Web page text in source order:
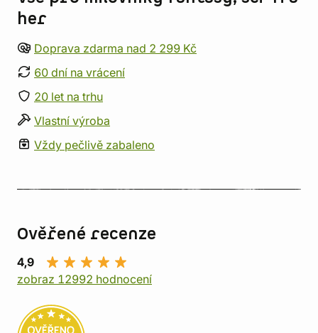
her
Doprava zdarma nad 2 299 Kč
60 dní na vrácení
20 let na trhu
Vlastní výroba
Vždy pečlivě zabaleno
Ověřené recenze
4,9
zobraz 12992 hodnocení